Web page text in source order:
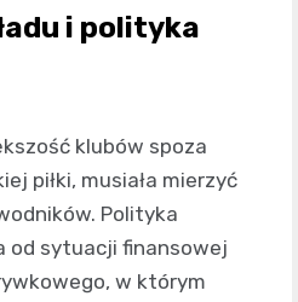
i polityka
klubów spoza
piłki, musiała mierzyć
Polityka
od sytuacji finansowej
w którym